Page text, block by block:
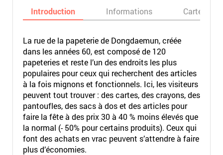
Introduction Informations Carte
La rue de la papeterie de Dongdaemun, créée
dans les années 60, est composé de 120
papeteries et reste l’un des endroits les plus
populaires pour ceux qui recherchent des articles
à la fois mignons et fonctionnels. Ici, les visiteurs
peuvent tout trouver : des cartes, des crayons, des
pantoufles, des sacs à dos et des articles pour
faire la fête à des prix 30 à 40 % moins élevés que
la normal (- 50% pour certains produits). Ceux qui
font des achats en vrac peuvent s’attendre à faire
plus d’économies.